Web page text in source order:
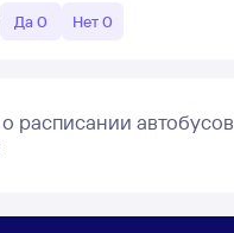
Да 0 Нет 0
расписании автобусов